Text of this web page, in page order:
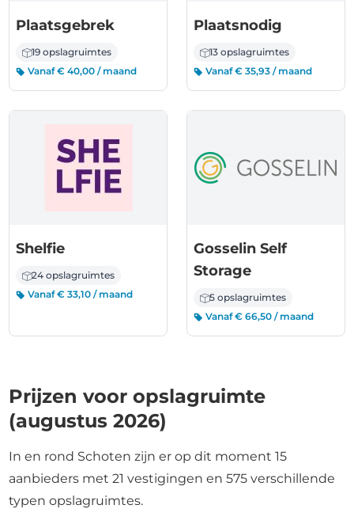
Plaatsgebrek
19 opslagruimtes
Vanaf € 40,00 / maand
Plaatsnodig
13 opslagruimtes
Vanaf € 35,93 / maand
Shelfie
24 opslagruimtes
Vanaf € 33,10 / maand
Gosselin Self
Storage
5 opslagruimtes
Vanaf € 66,50 / maand
Prijzen voor opslagruimte
(augustus 2026)
In en rond Schoten zijn er op dit moment 15
aanbieders met 21 vestigingen en 575 verschillende
typen opslagruimtes.